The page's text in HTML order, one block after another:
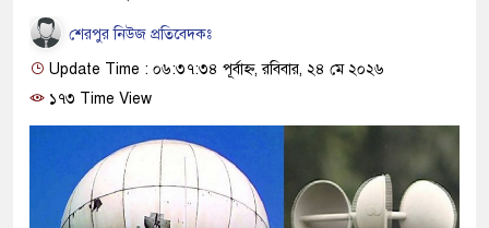
শেরপুর নিউজ প্রতিবেদকঃ
Update Time : ০৬:৩৭:৩৪ পূর্বাহ্ন, রবিবার, ২৪ মে ২০২৬
১৭৩ Time View